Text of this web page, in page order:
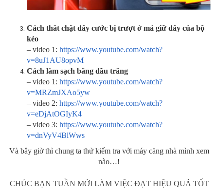
Cách thắt chặt dây cước bị trượt ở má giữ dây của bộ
kéo
– video 1: https://www.youtube.com/watch?
v=8uJ1AU8opvM
Cách làm sạch bằng dầu trắng
– video 1: https://www.youtube.com/watch?
v=MRZmJXAo5yw
– video 2: https://www.youtube.com/watch?
v=eDjAtOGIyK4
– video 3: https://www.youtube.com/watch?
v=dnVyV4BlWws
Và bây giờ thì chung ta thử kiểm tra với máy căng nhà mình xem
nào…!
CHÚC BẠN TUẦN MỚI LÀM VIỆC ĐẠT HIỆU QUẢ TỐT